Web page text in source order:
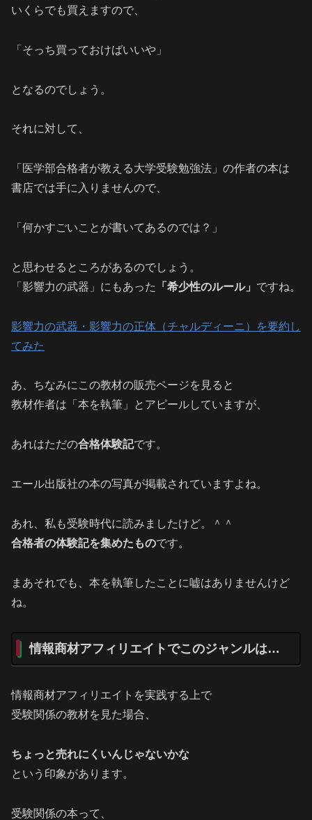
いくらでも買えますので、
「そっち買っておけばいいや」
となるのでしょう。
それに対して、
「医学部合格者が教える大学受験勉強法」の作者の本は
書店では手に入りませんので、
「何かすごいことが書いてあるのでは？」
と思わせるところがあるのでしょう。
「影響力の武器」にもあった
「希少性のルール」 ですね。
影響力の武器・影響力の正体（チャルディーニ）を要約し
てみた
あ、ちなみにこの教材の販売ページを見ると
教材作者は「本を執筆」とアピールしていますが、
あれはただの合格体験記です。
エール出版社の本の写真が掲載されていますよね。
あれ、私も受験時代に読みましたけど。＾＾
合格者の体験記を集めたものです。
まあそれでも、本を執筆したことに嘘はありませんけど
ね。
情報商材アフィリエイトでこのジャンルは…
情報商材アフィリエイトを実践する上で
受験関係の教材を見た場合、
ちょっと売れにくいんじゃないかな
という印象があります。
受験関係の本って、